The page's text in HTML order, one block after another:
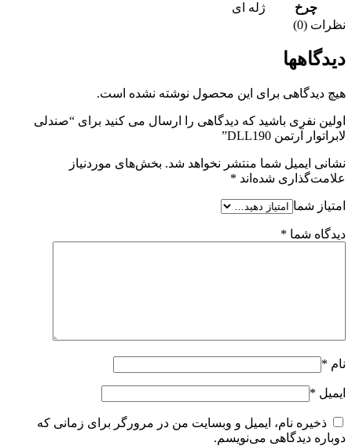
چرخ
ژله ای
نظرات (0)
دیدگاهها
هیچ دیدگاهی برای این محصول نوشته نشده است.
اولین نفری باشید که دیدگاهی را ارسال می کنید برای “صندلی
لابراتوار آرتمن DLL190”
نشانی ایمیل شما منتشر نخواهد شد. بخش‌های موردنیاز
علامت‌گذاری شده‌اند *
امتیاز شما
دیدگاه شما *
نام *
ایمیل *
ذخیره نام، ایمیل و وبسایت من در مرورگر برای زمانی که
دوباره دیدگاهی می‌نویسم.